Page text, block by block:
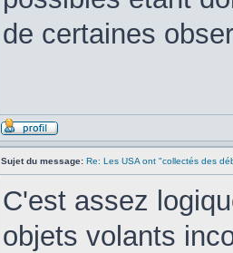
de certaines
Sujet du message: Re: Les USA ont "collectés des
C'est assez
objets volants